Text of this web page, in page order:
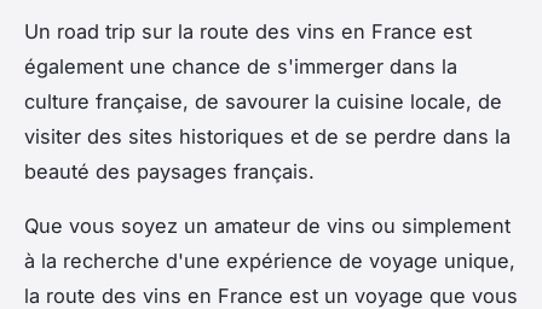
Un road trip sur la route des vins en France est
également une chance de s'immerger dans la
culture française, de savourer la cuisine locale, de
visiter des sites historiques et de se perdre dans la
beauté des paysages français.
Que vous soyez un amateur de vins ou simplement
à la recherche d'une expérience de voyage unique,
la route des vins en France est un voyage que vous